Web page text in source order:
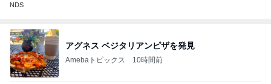
NDS
アグネス ベジタリアンピザを発見
Amebaトピックス 10時間前